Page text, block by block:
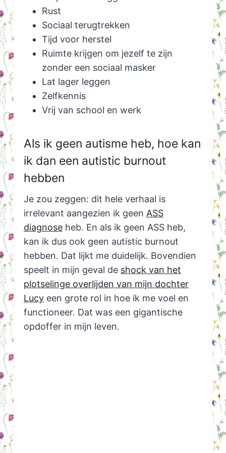
Rust
Sociaal terugtrekken
Tijd voor herstel
Ruimte krijgen om jezelf te zijn
zonder een sociaal masker
Lat lager leggen
Zelfkennis
Vrij van school en werk
Als ik geen autisme heb, hoe kan
ik dan een autistic burnout
hebben
Je zou zeggen: dit hele verhaal is
irrelevant aangezien ik geen ASS
diagnoseheb. En als ik geen ASS heb,
kan ik dus ook geen autistic burnout
hebben. Dat lijkt me duidelijk. Bovendien
speelt in mijn geval de shock van het
plotselinge overlijden van mijn dochter
Lucyeen grote rol in hoe ik me voel en
functioneer. Dat was een gigantische
opdoffer in mijn leven.